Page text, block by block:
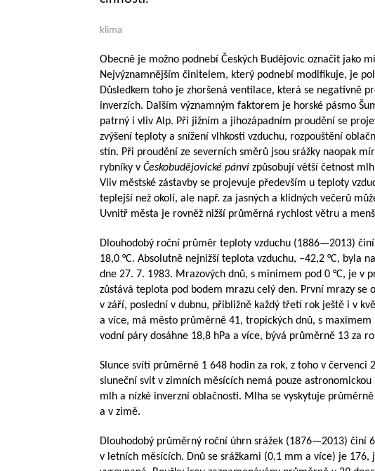
klima
Obecně je možno podnebí Českých Budějovic označit jako
Nejvýznamnějším činitelem, který podnebí modifikuje, je
Důsledkem toho je zhoršená ventilace, která se negativně
inverzích. Dalším významným faktorem je horské pásmo
patrný i vliv Alp. Při jižním a jihozápadním proudění se
zvýšení teploty a snížení vlhkosti vzduchu, rozpouštění
stín. Při proudění ze severních směrů jsou srážky naopak
rybníky v Českobudějovické pánvi způsobují větší četnost
Vliv městské zástavby se projevuje především u teploty
teplejší než okolí, ale např. za jasných a klidných večerů
Uvnitř města je rovněž nižší průměrná rychlost větru a
Dlouhodobý roční průměr teploty vzduchu (1886—2013)
18,0 °C. Absolutně nejnižší teplota vzduchu, –42,2 °C, byla
dne 27. 7. 1983. Mrazových dnů, s minimem pod 0 °C, je v
zůstává teplota pod bodem mrazu celý den. První mrazy se
v září, poslední v dubnu, přibližně každý třetí rok ještě i v
a více, má město průměrně 41, tropických dnů, s maximem
vodní páry dosáhne 18,8 hPa a více, bývá průměrně 13 za
Slunce svítí průměrně 1 648 hodin za rok, z toho v červenci
sluneční svit v zimních měsících nemá pouze
mlh a nízké inverzní oblačnosti. Mlha se vyskytuje
a v zimě.
Dlouhodobý průměrný roční úhrn srážek (1876—2013) činí
v letních měsících. Dnů se srážkami (0,1 mm a více) je